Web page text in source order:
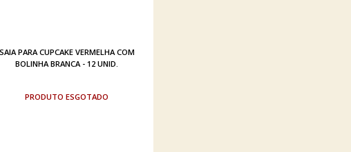
SAIA PARA CUPCAKE VERMELHA COM
BOLINHA BRANCA - 12 UNID.
ESGOTADO